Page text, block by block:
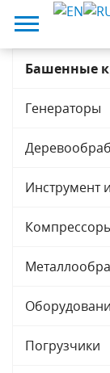
Башенные
Генераторы
Инструмент
Погрузчики